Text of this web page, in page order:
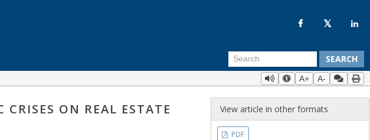
SEARCH
A+ A-
ON REAL ESTATE
View article in other formats
PDF